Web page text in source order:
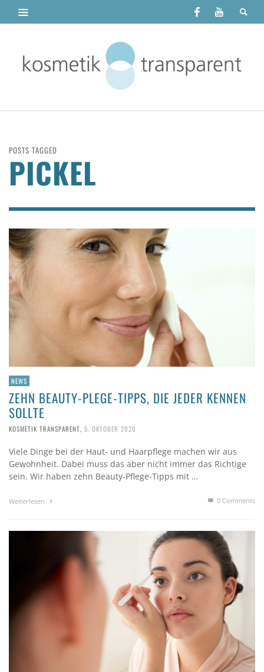
POSTS TAGGED
PICKEL
NEWS
ZEHN BEAUTY-PLEGE-TIPPS, DIE JEDER KENNEN
SOLLTE
KOSMETIK TRANSPARENT, 5. OKTOBER 2020
Viele Dinge bei der Haut- und Haarpflege machen wir aus
Gewohnheit. Dabei muss das aber nicht immer das Richtige
sein. Wir haben zehn Beauty-Pflege-Tipps mit …
Weiterlesen 0 Comments